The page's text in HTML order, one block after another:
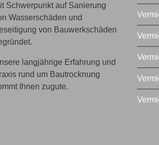
Schwerpunkt auf Sanierung
Wasserschäden und
von Bauwerkschäden
langjährige Erfahrung und
rund um Bautrocknung
Ihnen zugute.